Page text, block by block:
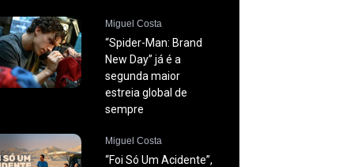
Miguel Costa
“Spider-Man: Brand
New Day” já é a
segunda maior
estreia global de
sempre
Miguel Costa
“Foi Só Um Acidente”,